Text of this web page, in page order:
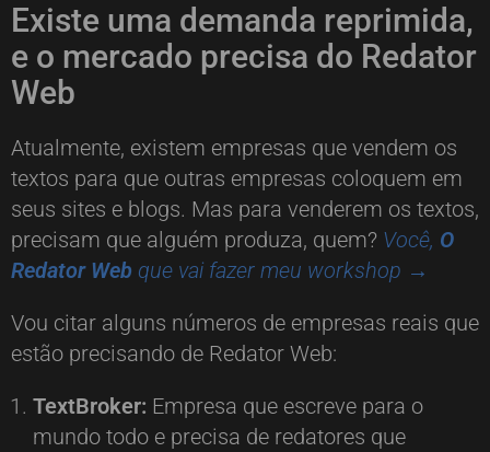
Existe uma demanda reprimida,
e o mercado precisa do Redator
Web
Atualmente, existem empresas que vendem os
textos para que outras empresas coloquem em
seus sites e blogs. Mas para venderem os textos,
precisam que alguém produza, quem? Você, O
Redator Web que vai fazer meu workshop →
Vou citar alguns números de empresas reais que
estão precisando de Redator Web:
TextBroker: Empresa que escreve para o
mundo todo e precisa de redatores que